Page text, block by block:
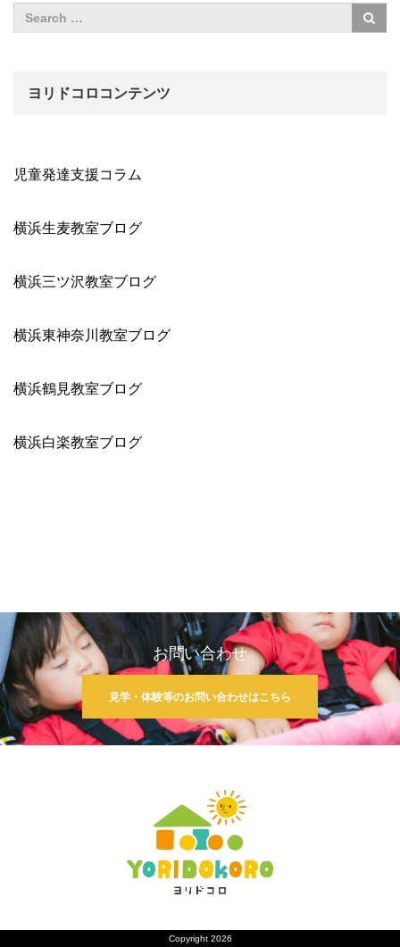
ヨリドコロコンテンツ
児童発達支援コラム
横浜生麦教室ブログ
横浜三ツ沢教室ブログ
横浜東神奈川教室ブログ
横浜鶴見教室ブログ
横浜白楽教室ブログ
お問い合わせ
見学・体験等のお問い合わせはこちら
Copyright 2026